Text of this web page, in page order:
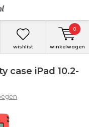
wishlist winkelwagen
0
case iPad 10.2-